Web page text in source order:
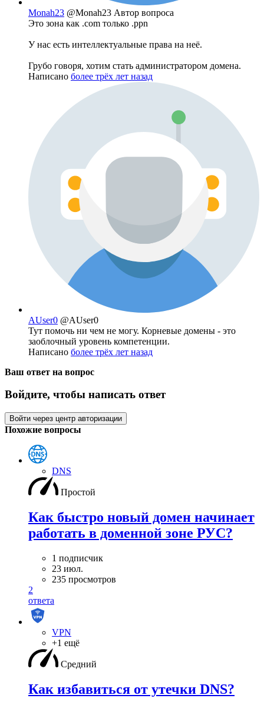
Monah23 @Monah23 Автор вопроса
Это зона как .com только .ppn
У нас есть интеллектуальные права на неё.
Грубо говоря, хотим стать администратором домена.
Написано более трёх лет назад
AUser0 @AUser0
Тут помочь ни чем не могу. Корневые домены - это
заоблочный уровень компетенции.
Написано более трёх лет назад
Ваш ответ на вопрос
Войдите, чтобы написать ответ
Войти через центр авторизации
Похожие вопросы
DNS
Простой
Как быстро новый домен начинает
работать в доменной зоне РУС?
1 подписчик
23 июл.
235 просмотров
2
ответа
VPN
+1 ещё
Средний
Как избавиться от утечки DNS?